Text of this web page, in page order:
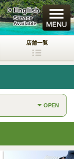
> English
Service
Available
店舗一覧
OPEN